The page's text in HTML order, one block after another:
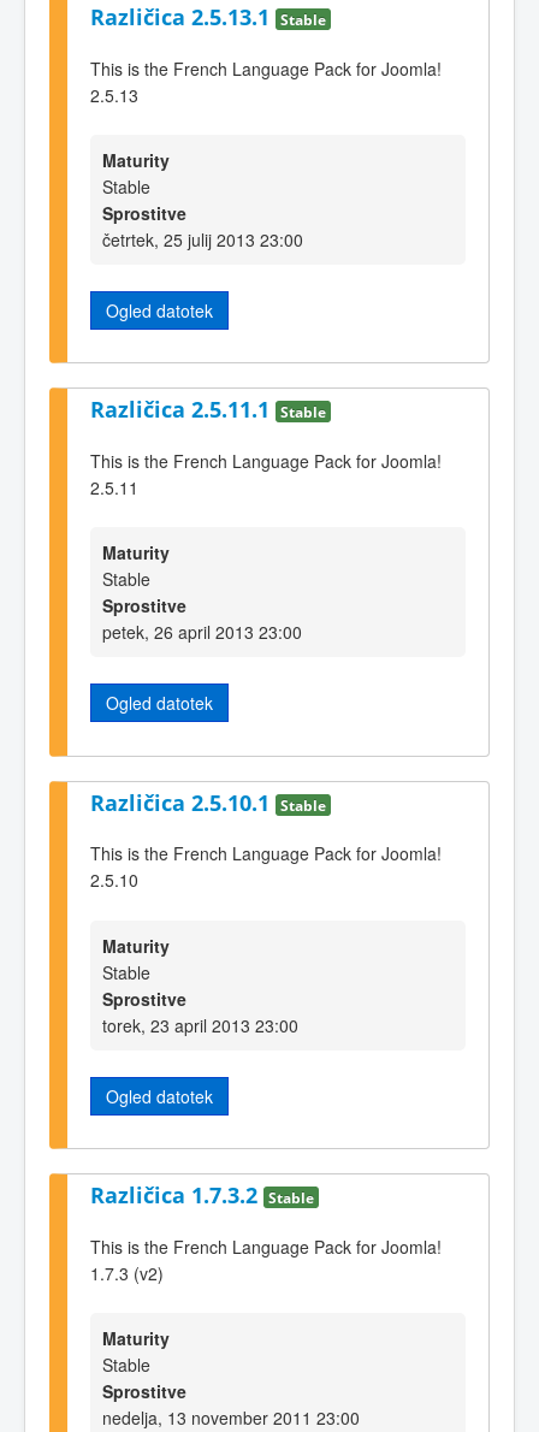
Različica 2.5.13.1 Stable
This is the French Language Pack for Joomla!
2.5.13
Maturity
Stable
Sprostitve
četrtek, 25 julij 2013 23:00
Ogled datotek
Različica 2.5.11.1 Stable
This is the French Language Pack for Joomla!
2.5.11
Maturity
Stable
Sprostitve
petek, 26 april 2013 23:00
Ogled datotek
Različica 2.5.10.1 Stable
This is the French Language Pack for Joomla!
2.5.10
Maturity
Stable
Sprostitve
torek, 23 april 2013 23:00
Ogled datotek
Različica 1.7.3.2 Stable
This is the French Language Pack for Joomla!
1.7.3 (v2)
Maturity
Stable
Sprostitve
nedelja, 13 november 2011 23:00